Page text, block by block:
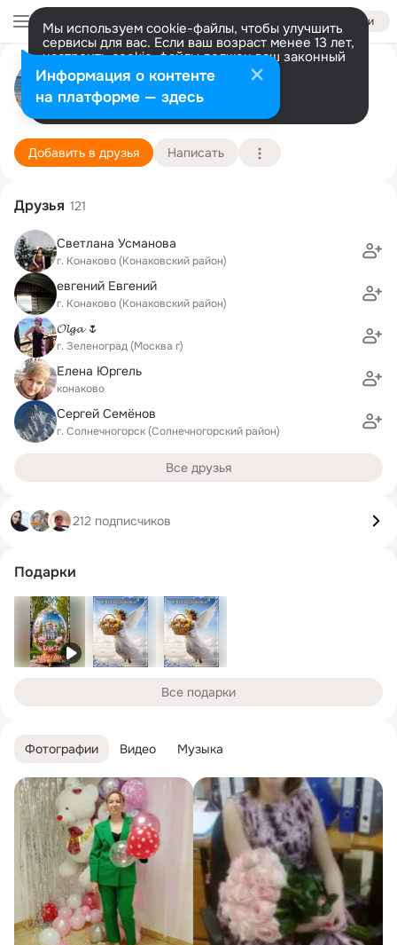
Войти
Мы используем cookie-файлы, чтобы улучшить
сервисы для вас. Если ваш возраст менее 13 лет,
настроить cookie-файлы должен ваш законный
представитель. Больше информации
Разрешить все Настроить
Елена Аратова
г. Зеленоград (Москва г)
Подробнее
Добавить в друзья Написать
Фотографии Видео Музыка
Друзья 121
Светлана Усманова
г. Конаково (Конаковский район)
евгений Евгений
г. Конаково (Конаковский район)
𝓞𝓵𝓰𝓪 🌷
г. Зеленоград (Москва г)
Елена Юргель
конаково
Сергей Семёнов
г. Солнечногорск (Солнечногорский район)
Все друзья
212 подписчиков
Подарки
Все подарки
Информация о контенте
на платформе — здесь